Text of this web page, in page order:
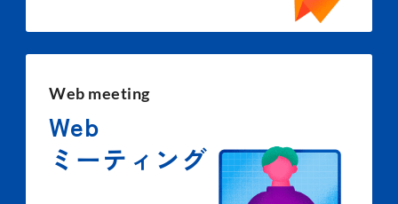
Web meeting
Web
ミーティング